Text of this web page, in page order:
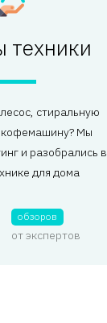
техники
стиральную
Мы
и разобрались в
для дома
обзоров
от экспертов